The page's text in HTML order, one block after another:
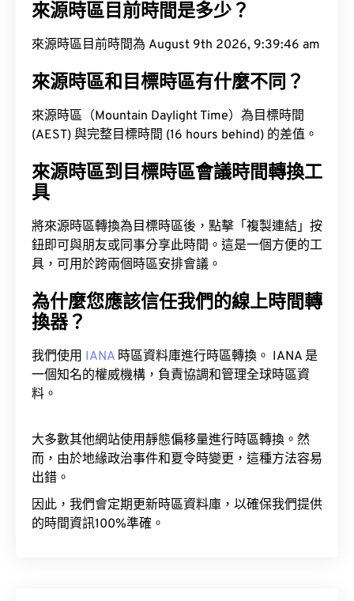
來源時區目前時間是多少？
來源時區目前時間為 August 9th 2026, 9:39:47 am
來源時區和目標時區有什麼不同？
來源時區（Mountain Daylight Time）為目標時間
(AEST) 與完整目標時間 (16 hours behind) 的差值。
來源時區到目標時區會議時間轉換工
具
將來源時區轉換為目標時區後，點擊「複製連結」按
鈕即可與朋友或同事分享此時間。這是一個方便的工
具，可用於跨兩個時區安排會議。
為什麼您應該信任我們的線上時間轉
換器？
我們使用 IANA 時區資料庫進行時區轉換。 IANA 是
一個知名的權威機構，負責協調和管理全球時區資
料。
大多數其他網站使用靜態偏移量進行時區轉換。然
而，由於地緣政治事件和夏令時變更，這種方法容易
出錯。
因此，我們會定期更新時區資料庫，以確保我們提供
的時間資訊100%準確。